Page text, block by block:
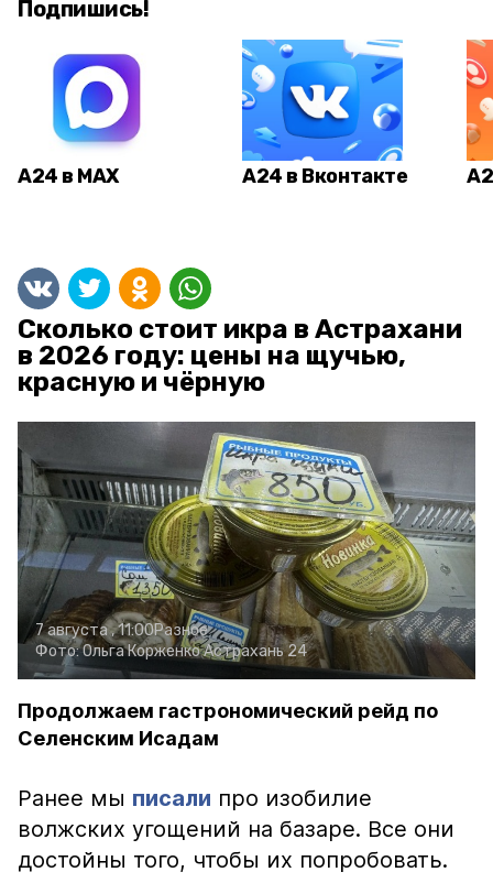
Подпишись!
А24 в MAX А24 в Вконтакте
Сколько стоит икра в Астрахани
в 2026 году: цены на щучью,
красную и чёрную
7 августа , 11:00Разное
Фото:Ольга КорженкоАстрахань 24
Продолжаем гастрономический рейд по
Селенским Исадам
Ранее мы писали про изобилие
волжских угощений на базаре. Все они
достойны того, чтобы их попробовать.